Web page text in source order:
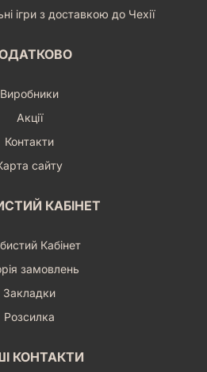
ігри з доставкою до Чехії
Виробники
Акції
Контакти
сайту
КАБІНЕТ
Кабінет
замовлень
Закладки
Розсилка
КОНТАКТИ